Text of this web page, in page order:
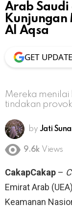
Arab Saudi
Kunjungan
Al Aqsa
GET
Mereka menilai
tindakan
by Jati
9.6k Views
CakapCakap –
Emirat Arab
Keamanan